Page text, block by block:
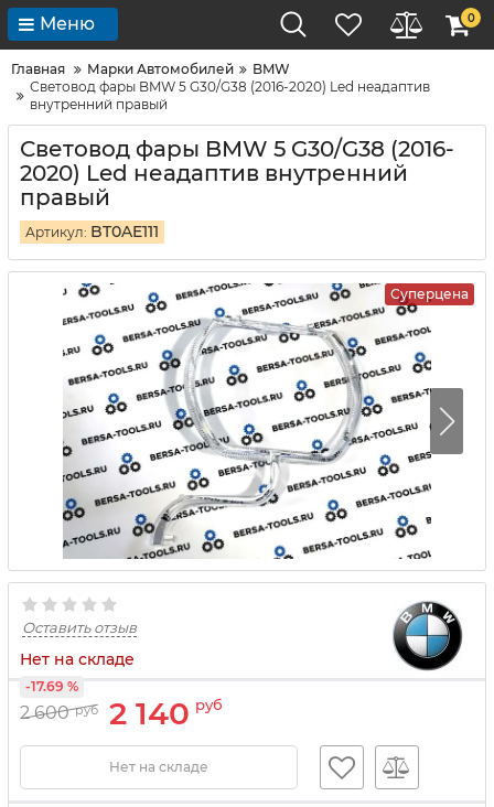
Меню 0
Главная Марки Автомобилей
BMW
Световод фары BMW 5 G30/G38 (2016-2020) Led неадаптив
внутренний правый
Световод фары BMW 5 G30/G38 (2016-
2020) Led неадаптив внутренний
правый
Артикул: BT0AE111
Суперцена
Оставить отзыв
Нет на складе
2 600 руб 2 140 руб
-17.69 %
Нет на складе